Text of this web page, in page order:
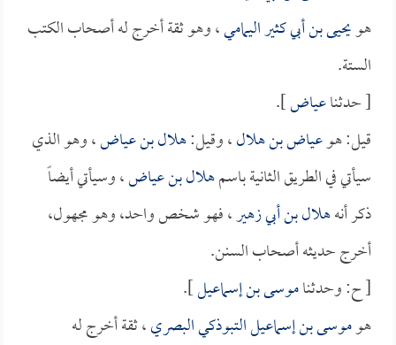
هويحيى بن أبي كثير اليمامي، وهو ثقة أخرج له أصحاب الكتب
الستة.
[ حدثناعياض].
قيل: هوعياض بن هلال، وقيل:هلال بن عياض، وهو الذي
سيأتي في الطريق الثانية باسمهلال بن عياض، وسيأتي أيضاً
ذكر أنههلال بن أبي زهير، فهو شخص واحد، وهو مجهول،
أخرج حديثه أصحاب السنن.
[ ح: وحدثناموسى بن إسماعيل].
هوموسى بن إسماعيل التبوذكي البصري، ثقة أخرج له